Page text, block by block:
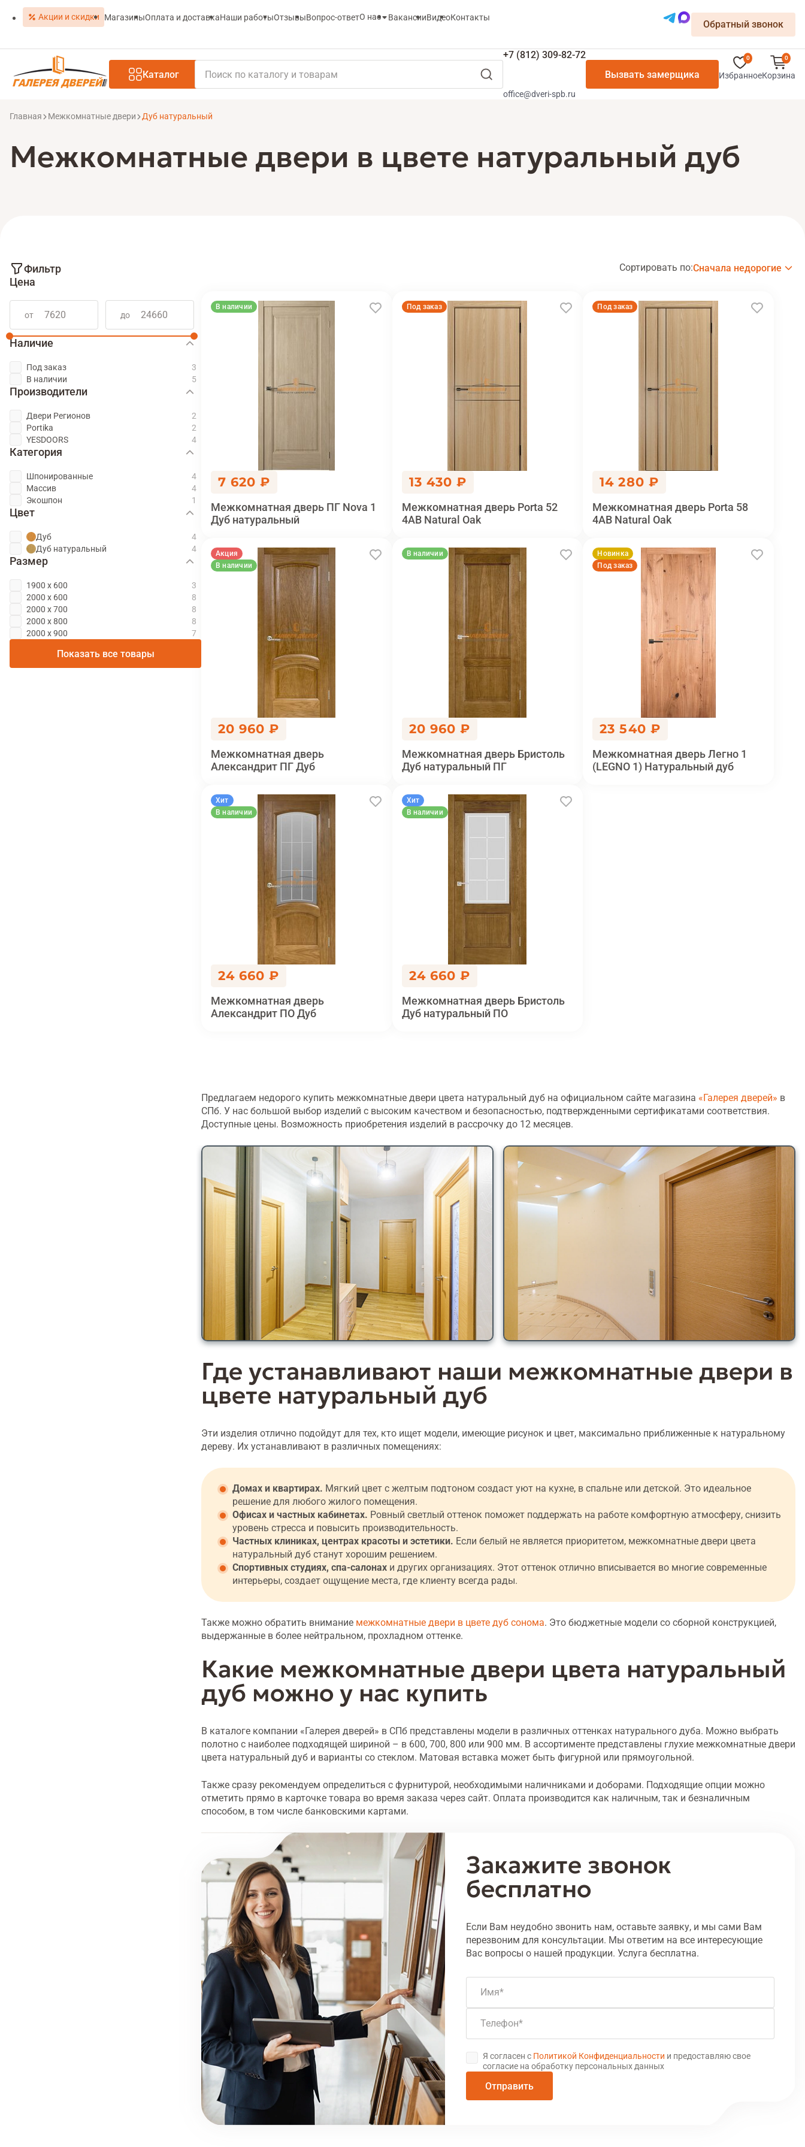
Акции и скидки МагазиныОплата и доставкаНаши работыОтзывыВопрос-ответО нас ВакансииВидеоКонтакты
Обратный звонок
Каталог
+7 (812) 309-82-72
office@dveri-spb.ru
Вызвать замерщика
0
Избранное
0
Корзина
Главная Межкомнатные двери Дуб натуральный
Межкомнатные двери в цвете натуральный дуб
Фильтр
Цена
от до
Наличие
Под заказ
В наличии
Производители
Двери Регионов
Portika
YESDOORS
Категория
Шпонированные
Массив
Экошпон
Цвет
Дуб
Дуб натуральный
Размер
1900 х 600
2000 х 600
2000 х 700
2000 х 800
2000 х 900
Показать все товары
Сортировать по:Сначала недорогие
В наличии
7 620 ₽
Межкомнатная дверь ПГ Nova 1
Дуб натуральный
Под заказ
13 430 ₽
Межкомнатная дверь Porta 52
4AВ Natural Oak
Под заказ
14 280 ₽
Межкомнатная дверь Porta 58
4АВ Natural Oak
Акция
В наличии
20 960 ₽
Межкомнатная дверь
Александрит ПГ Дуб
В наличии
20 960 ₽
Межкомнатная дверь Бристоль
Дуб натуральный ПГ
Новинка
Под заказ
23 540 ₽
Межкомнатная дверь Легно 1
(LEGNO 1) Натуральный дуб
Хит
В наличии
24 660 ₽
Межкомнатная дверь
Александрит ПО Дуб
Хит
В наличии
24 660 ₽
Межкомнатная дверь Бристоль
Дуб натуральный ПО
Предлагаем недорого купить межкомнатные двери цвета натуральный дуб на официальном сайте магазина «Галерея дверей» в
СПб. У нас большой выбор изделий с высоким качеством и безопасностью, подтвержденными сертификатами соответствия.
Доступные цены. Возможность приобретения изделий в рассрочку до 12 месяцев.
Где устанавливают наши межкомнатные двери в
цвете натуральный дуб
Эти изделия отлично подойдут для тех, кто ищет модели, имеющие рисунок и цвет, максимально приближенные к натуральному
дереву. Их устанавливают в различных помещениях:
Домах и квартирах. Мягкий цвет с желтым подтоном создаст уют на кухне, в спальне или детской. Это идеальное
решение для любого жилого помещения.
Офисах и частных кабинетах. Ровный светлый оттенок поможет поддержать на работе комфортную атмосферу, снизить
уровень стресса и повысить производительность.
Частных клиниках, центрах красоты и эстетики. Если белый не является приоритетом, межкомнатные двери цвета
натуральный дуб станут хорошим решением.
Спортивных студиях, спа-салонах и других организациях. Этот оттенок отлично вписывается во многие современные
интерьеры, создает ощущение места, где клиенту всегда рады.
Также можно обратить внимание межкомнатные двери в цвете дуб сонома. Это бюджетные модели со сборной конструкцией,
выдержанные в более нейтральном, прохладном оттенке.
Какие межкомнатные двери цвета натуральный
дуб можно у нас купить
В каталоге компании «Галерея дверей» в СПб представлены модели в различных оттенках натурального дуба. Можно выбрать
полотно с наиболее подходящей шириной – в 600, 700, 800 или 900 мм. В ассортименте представлены глухие межкомнатные двери
цвета натуральный дуб и варианты со стеклом. Матовая вставка может быть фигурной или прямоугольной.
Также сразу рекомендуем определиться с фурнитурой, необходимыми наличниками и доборами. Подходящие опции можно
отметить прямо в карточке товара во время заказа через сайт. Оплата производится как наличным, так и безналичным
способом, в том числе банковскими картами.
Закажите звонок
бесплатно
Если Вам неудобно звонить нам, оставьте заявку, и мы сами Вам
перезвоним для консультации. Мы ответим на все интересующие
Вас вопросы о нашей продукции. Услуга бесплатна.
Имя
Телефон
Я согласен с Политикой Конфиденциальности и предоставляю свое
согласие на обработку персональных данных
Отправить